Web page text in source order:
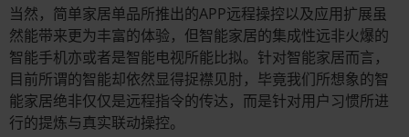
当然，简单家居单品所推出的APP远程操控以及应用扩展虽
然能带来更为丰富的体验，但智能家居的集成性远非火爆的
智能手机亦或者是智能电视所能比拟。针对智能家居而言，
目前所谓的智能却依然显得捉襟见肘，毕竟我们所想象的智
能家居绝非仅仅是远程指令的传达，而是针对用户习惯所进
行的提炼与真实联动操控。